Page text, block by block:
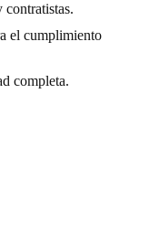
contratistas.
el cumplimiento
completa.